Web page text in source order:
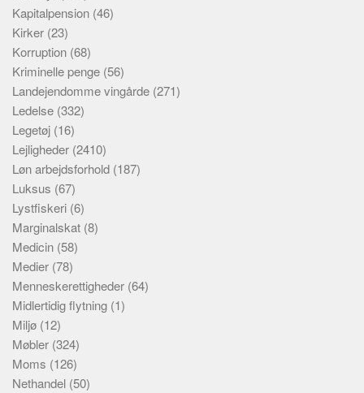
Kapitalpension (46)
Kirker (23)
Korruption (68)
Kriminelle penge (56)
Landejendomme vingårde (271)
Ledelse (332)
Legetøj (16)
Lejligheder (2410)
Løn arbejdsforhold (187)
Luksus (67)
Lystfiskeri (6)
Marginalskat (8)
Medicin (58)
Medier (78)
Menneskerettigheder (64)
Midlertidig flytning (1)
Miljø (12)
Møbler (324)
Moms (126)
Nethandel (50)